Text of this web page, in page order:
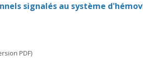
signalés au système
PDF)